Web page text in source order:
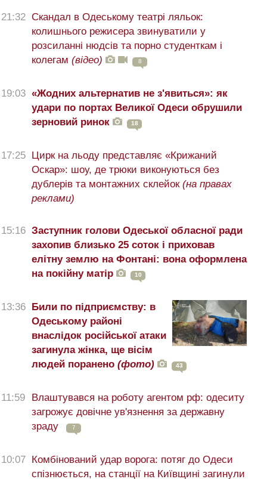
21:32 Скандал в Одеському театрі ляльок:
колишнього режисера звинуватили у
розсиланні нюдсів та порно студенткам і
колегам (відео) 8
19:03 «Жодних альтернатив не з'явиться»: як
удари по портах Великої Одеси обрушили
зерновий ринок
18
17:25 Цирк на льоду представляє «Крижаний
Оскар»: шоу, де трюки виконуються без
дублерів та монтажних склейок (на правах
реклами)
15:16 Заступник голови Одеської обласної ради
захопив близько 25 соток і приховав
елітну землю на Фонтані: вона оформлена
на покійну матір
10
13:36 Били по підприємству: в
Одеському районі
внаслідок російської атаки
загинула жінка, ще вісім
людей поранено (фото) 43
11:59
Влаштувався на роботу агентом рф: одеситу
загрожує довічне ув'язнення за державну
зраду
7
10:07 Комбінований удар ворога: потяг до Одеси
спізнюється, на станції на Київщині загинули